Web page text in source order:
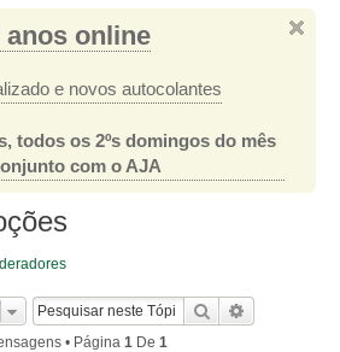
anos online
e novos autocolantes
todos os 2ºs domingos do mês
com o AJA
Pesquisar
• Página 1 De 1